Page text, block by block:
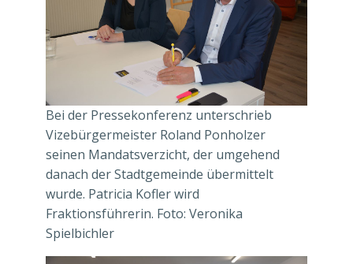
Bei der Pressekonferenz unterschrieb
Vizebürgermeister Roland Ponholzer
seinen Mandatsverzicht, der umgehend
danach der Stadtgemeinde übermittelt
wurde. Patricia Kofler wird
Fraktionsführerin. Foto: Veronika
Spielbichler